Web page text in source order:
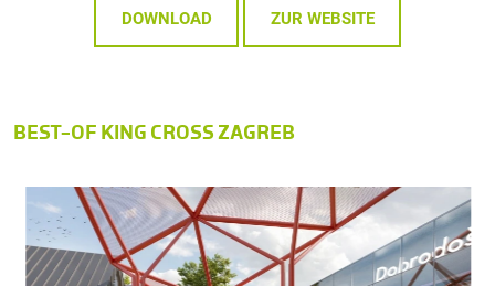
DOWNLOAD ZUR WEBSITE
BEST-OF KING CROSS ZAGREB